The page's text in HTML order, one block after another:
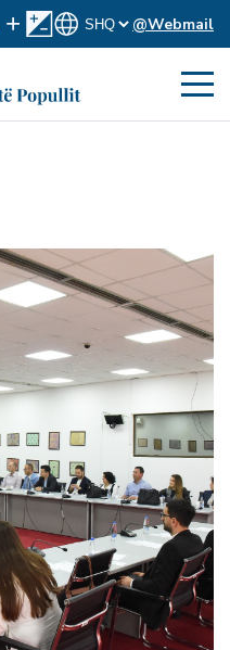
@Webmail